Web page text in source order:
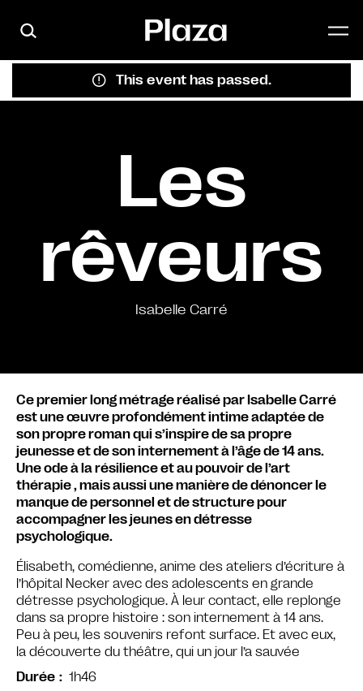
This event has passed.
Les
rêveurs
Isabelle Carré
Ce premier long métrage réalisé par Isabelle Carré
est une œuvre profondément intime adaptée de
son propre roman qui s’inspire de sa propre
jeunesse et de son internement à l’âge de 14 ans.
Une ode à la résilience et au pouvoir de l’art
thérapie , mais aussi une manière de dénoncer le
manque de personnel et de structure pour
accompagner les jeunes en détresse
psychologique.
Élisabeth, comédienne, anime des ateliers d’écriture à
l’hôpital Necker avec des adolescents en grande
détresse psychologique. À leur contact, elle replonge
dans sa propre histoire : son internement à 14 ans.
Peu à peu, les souvenirs refont surface. Et avec eux,
la découverte du théâtre, qui un jour l’a sauvée
Durée
1h46